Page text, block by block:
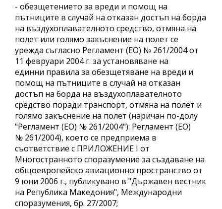
- обезщетението за вреди и помощ на
пътниците в случай на отказан достъп на борда
на въздухоплавателното средство, отмяна на
полет или голямо закъснение на полет се
урежда съгласно Регламент (ЕО) № 261/2004 от
11 февруари 2004 г. за установяване на
единни правила за обезщетяване на вреди и
помощ на пътниците в случай на отказан
достъп на борда на въздухоплавателното
средство поради транспорт, отмяна на полет и
голямо закъснение на полет (наричан по-долу
"Регламент (ЕО) № 261/2004"): Регламент (ЕО)
№ 261/2004), което се предприема в
съответствие с ПРИЛОЖЕНИЕ I от
Многостранното споразумение за създаване на
общоевропейско авиационно пространство от
9 юни 2006 г., публикувано в "Държавен вестник
на Република Македония", Международни
споразумения, бр. 27/2007;